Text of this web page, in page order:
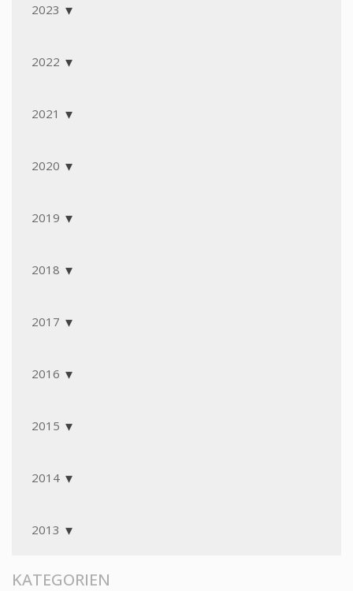
2023
2022
2021
2020
2019
2018
2017
2016
2015
2014
2013
KATEGORIEN